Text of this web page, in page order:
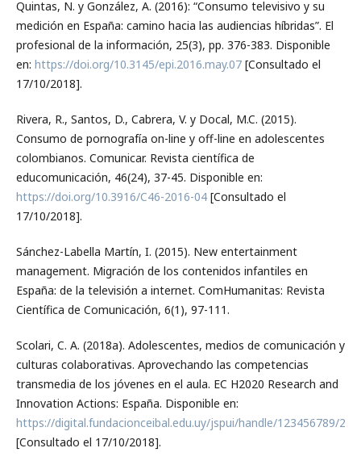
Quintas, N. y González, A. (2016): “Consumo televisivo y su
medición en España: camino hacia las audiencias híbridas”. El
profesional de la información, 25(3), pp. 376-383. Disponible
en: https://doi.org/10.3145/epi.2016.may.07[Consultado el
17/10/2018].
Rivera, R., Santos, D., Cabrera, V. y Docal, M.C. (2015).
Consumo de pornografía on-line y off-line en adolescentes
colombianos. Comunicar. Revista científica de
educomunicación, 46(24), 37-45. Disponible en:
https://doi.org/10.3916/C46-2016-04[Consultado el
17/10/2018].
Sánchez-Labella Martín, I. (2015). New entertainment
management. Migración de los contenidos infantiles en
España: de la televisión a internet. ComHumanitas: Revista
Científica de Comunicación, 6(1), 97-111.
Scolari, C. A. (2018a). Adolescentes, medios de comunicación y
culturas colaborativas. Aprovechando las competencias
transmedia de los jóvenes en el aula. EC H2020 Research and
Innovation Actions: España. Disponible en:
https://digital.fundacionceibal.edu.uy/jspui/handle/123456789/247
[Consultado el 17/10/2018].